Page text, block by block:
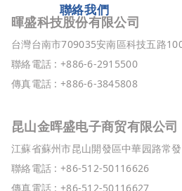
聯絡我們
暉盛科技股份有限公司
台灣台南市709035安南區科技五路
聯絡電話 : +886-6-2915500
傳真電話 : +886-6-3845808
昆山金晖盛电子商贸有限公司
江蘇省蘇州市昆山開發區中華园路常
聯絡電話 : +86-512-50116626
傳真電話 : +86-512-50116627